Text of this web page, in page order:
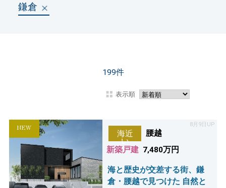
鎌倉
表示順
199件
NEW 8月9日UP
海近
い
腰越
新築戸建 7,480万円
海と歴史が交差する街、鎌
倉・腰越で見つけた 自然と